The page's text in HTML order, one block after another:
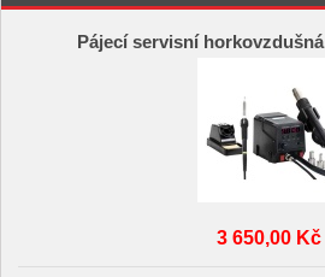
Pájecí servisní
3 650,00 Kč